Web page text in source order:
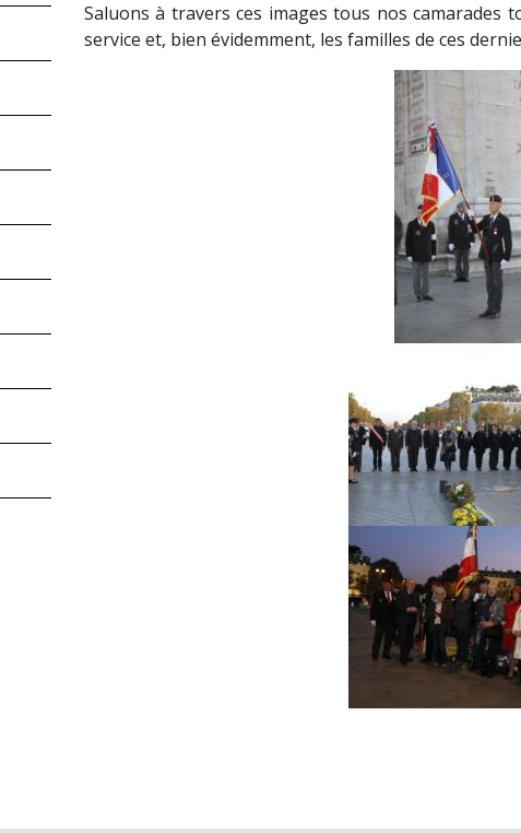
Saluons à travers ces images tous nos camarades
service et, bien évidemment, les familles de ces